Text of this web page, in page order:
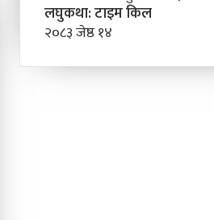
लघुकथा: टाइम किल
२०८३ जेष्ठ १४